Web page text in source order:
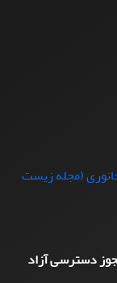
(مجله زیست
دسترسی آزاد